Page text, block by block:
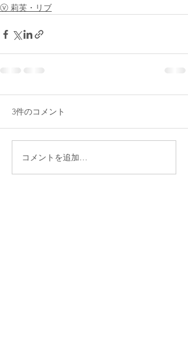
ⓥ 莉芙・リブ
3件のコメント
コメントを追加…